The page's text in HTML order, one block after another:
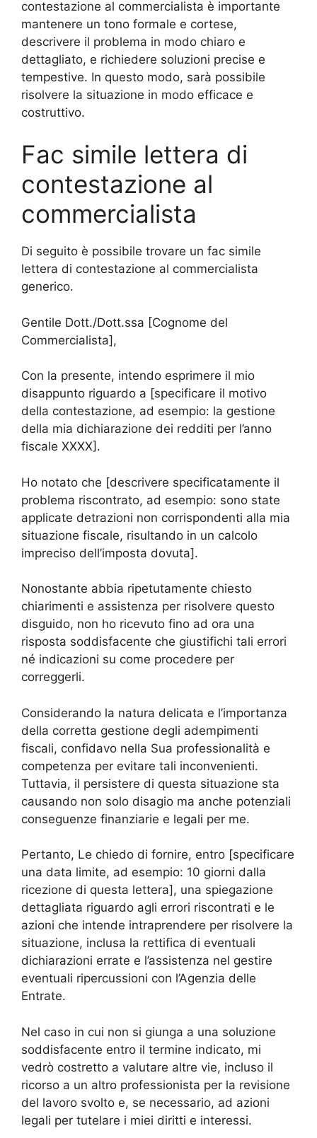
contestazione al commercialista è importante
mantenere un tono formale e cortese,
descrivere il problema in modo chiaro e
dettagliato, e richiedere soluzioni precise e
tempestive. In questo modo, sarà possibile
risolvere la situazione in modo efficace e
costruttivo.
Fac simile lettera di
contestazione al
commercialista
Di seguito è possibile trovare un fac simile
lettera di contestazione al commercialista
generico.
Gentile Dott./Dott.ssa [Cognome del
Commercialista],
Con la presente, intendo esprimere il mio
disappunto riguardo a [specificare il motivo
della contestazione, ad esempio: la gestione
della mia dichiarazione dei redditi per l’anno
fiscale XXXX].
Ho notato che [descrivere specificatamente il
problema riscontrato, ad esempio: sono state
applicate detrazioni non corrispondenti alla mia
situazione fiscale, risultando in un calcolo
impreciso dell’imposta dovuta].
Nonostante abbia ripetutamente chiesto
chiarimenti e assistenza per risolvere questo
disguido, non ho ricevuto fino ad ora una
risposta soddisfacente che giustifichi tali errori
né indicazioni su come procedere per
correggerli.
Considerando la natura delicata e l’importanza
della corretta gestione degli adempimenti
fiscali, confidavo nella Sua professionalità e
competenza per evitare tali inconvenienti.
Tuttavia, il persistere di questa situazione sta
causando non solo disagio ma anche potenziali
conseguenze finanziarie e legali per me.
Pertanto, Le chiedo di fornire, entro [specificare
una data limite, ad esempio: 10 giorni dalla
ricezione di questa lettera], una spiegazione
dettagliata riguardo agli errori riscontrati e le
azioni che intende intraprendere per risolvere la
situazione, inclusa la rettifica di eventuali
dichiarazioni errate e l’assistenza nel gestire
eventuali ripercussioni con l’Agenzia delle
Entrate.
Nel caso in cui non si giunga a una soluzione
soddisfacente entro il termine indicato, mi
vedrò costretto a valutare altre vie, incluso il
ricorso a un altro professionista per la revisione
del lavoro svolto e, se necessario, ad azioni
legali per tutelare i miei diritti e interessi.